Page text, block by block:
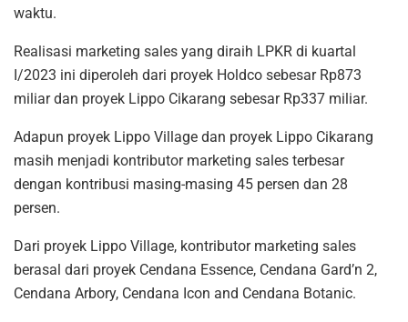
waktu.
Realisasi marketing sales yang diraih LPKR di kuartal
I/2023 ini diperoleh dari proyek Holdco sebesar Rp873
miliar dan proyek Lippo Cikarang sebesar Rp337 miliar.
Adapun proyek Lippo Village dan proyek Lippo Cikarang
masih menjadi kontributor marketing sales terbesar
dengan kontribusi masing-masing 45 persen dan 28
persen.
Dari proyek Lippo Village, kontributor marketing sales
berasal dari proyek Cendana Essence, Cendana Gard’n 2,
Cendana Arbory, Cendana Icon and Cendana Botanic.